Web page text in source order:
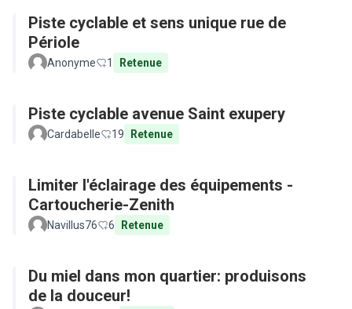
Piste cyclable et sens unique rue de
Périole
Anonyme 1 Retenue
Piste cyclable avenue Saint exupery
Cardabelle 19 Retenue
Limiter l'éclairage des équipements -
Cartoucherie-Zenith
Navillus76 6 Retenue
Du miel dans mon quartier: produisons
de la douceur!